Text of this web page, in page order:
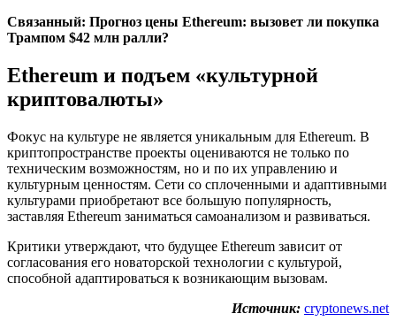
Связанный: Прогноз цены Ethereum: вызовет ли покупка
Трампом $42 млн ралли?
Ethereum и подъем «культурной
криптовалюты»
Фокус на культуре не является уникальным для Ethereum. В
криптопространстве проекты оцениваются не только по
техническим возможностям, но и по их управлению и
культурным ценностям. Сети со сплоченными и адаптивными
культурами приобретают все большую популярность,
заставляя Ethereum заниматься самоанализом и развиваться.
Критики утверждают, что будущее Ethereum зависит от
согласования его новаторской технологии с культурой,
способной адаптироваться к возникающим вызовам.
Источник: cryptonews.net